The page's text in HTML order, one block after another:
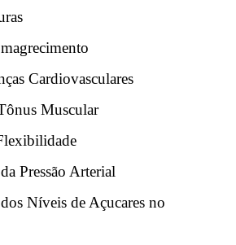
Cardiovasculares
Muscular
Pressão Arterial
Níveis de Açucares no